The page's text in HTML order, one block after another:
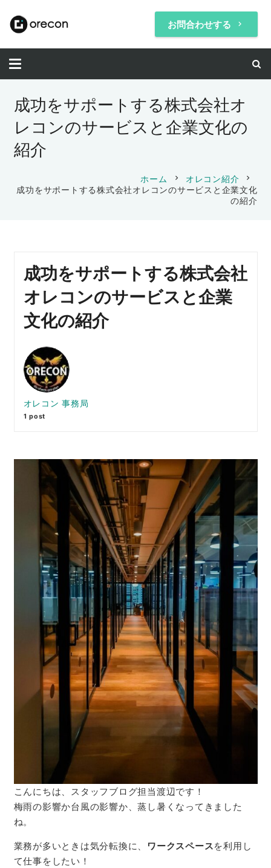
お問合わせする keyboard_arrow_right
成功をサポートする株式会社オ
レコンのサービスと企業文化の
紹介
ホーム chevron_right オレコン紹介 chevron_right
成功をサポートする株式会社オレコンのサービスと企業文化
の紹介
成功をサポートする株式会社
オレコンのサービスと企業
文化の紹介
オレコン 事務局
1 post
こんにちは、スタッフブログ担当渡辺です！
梅雨の影響か台風の影響か、蒸し暑くなってきました
ね。
業務が多いときは気分転換に、 ワークスペースを利用し
て仕事をしたい！